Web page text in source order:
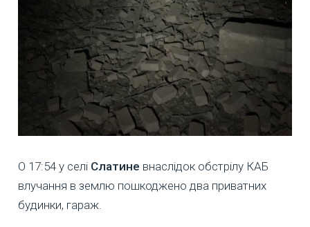
О 17:54 у селі Слатине внаслідок обстрілу КАБ
влучання в землю пошкоджено два приватних
будинки, гараж.